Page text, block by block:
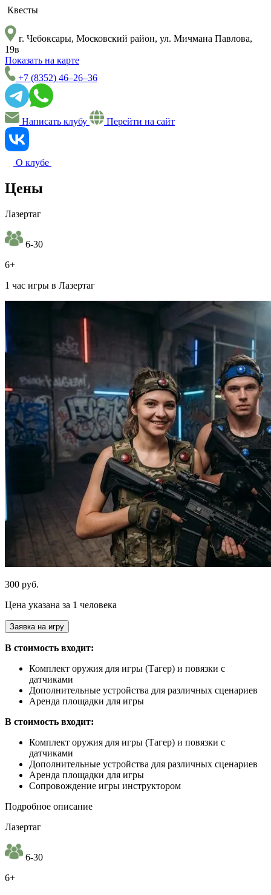
Квесты
г. Чебоксары, ​Московский район, ул. Мичмана Павлова,
19в
Показать на карте
+7 (8352) 46‒26‒36
Написать клубу Перейти на сайт
О клубе
Цены
Лазертаг
6-30
6+
1 час игры в Лазертаг
300 руб.
Цена указана за 1 человека
Заявка на игру
В стоимость входит:
Комплект оружия для игры (Тагер) и повязки с
датчиками
Дополнительные устройства для различных сценариев
Аренда площадки для игры
В стоимость входит:
Комплект оружия для игры (Тагер) и повязки с
датчиками
Дополнительные устройства для различных сценариев
Аренда площадки для игры
Сопровождение игры инструктором
Подробное описание
Лазертаг
6-30
6+